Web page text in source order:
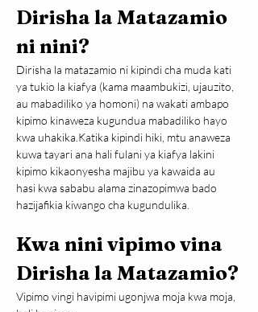
Dirisha la Matazamio
ni nini?
Dirisha la matazamio ni kipindi cha muda kati
ya tukio la kiafya (kama maambukizi, ujauzito,
au mabadiliko ya homoni) na wakati ambapo
kipimo kinaweza kugundua mabadiliko hayo
kwa uhakika.Katika kipindi hiki, mtu anaweza
kuwa tayari ana hali fulani ya kiafya lakini
kipimo kikaonyesha majibu ya kawaida au
hasi kwa sababu alama zinazopimwa bado
hazijafikia kiwango cha kugundulika.
Kwa nini vipimo vina
Dirisha la Matazamio?
Vipimo vingi havipimi ugonjwa moja kwa moja,